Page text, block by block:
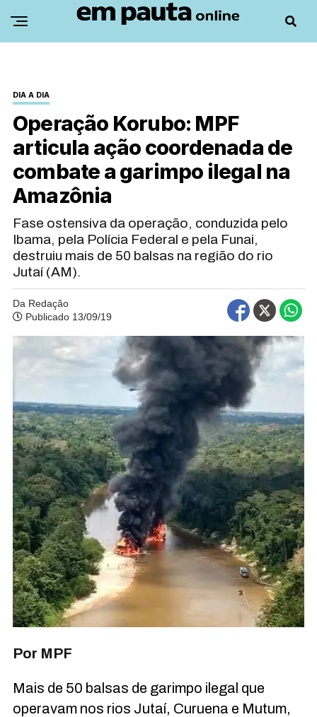
DIA A DIA
Operação Korubo: MPF
articula ação coordenada de
combate a garimpo ilegal na
Amazônia
Fase ostensiva da operação, conduzida pelo
Ibama, pela Polícia Federal e pela Funai,
destruiu mais de 50 balsas na região do rio
Jutaí (AM).
Da Redação
Publicado 13/09/19
Por MPF
Mais de 50 balsas de garimpo ilegal que
operavam nos rios Jutaí, Curuena e Mutum,